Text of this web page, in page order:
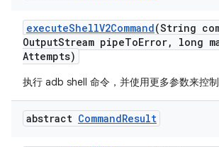
executeShellV2Command(String
OutputStream pipeToError, long
Attempts)
执行 adb shell 命令，并使用更多参数来控制
abstract CommandResult